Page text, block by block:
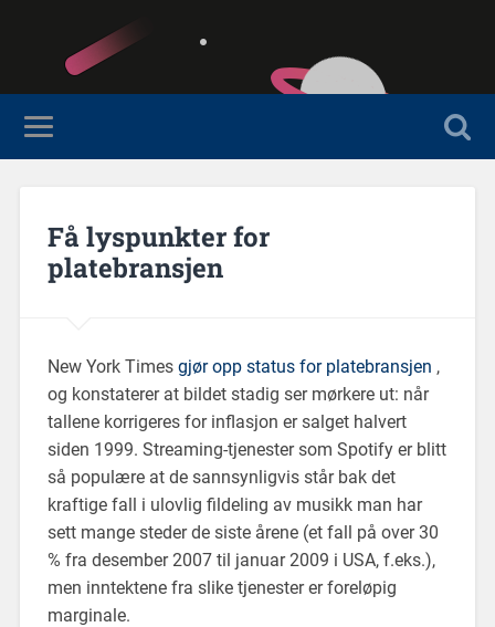
Få lyspunkter for
platebransjen
New York Times gjør opp status for platebransjen ,
og konstaterer at bildet stadig ser mørkere ut: når
tallene korrigeres for inflasjon er salget halvert
siden 1999. Streaming-tjenester som Spotify er blitt
så populære at de sannsynligvis står bak det
kraftige fall i ulovlig fildeling av musikk man har
sett mange steder de siste årene (et fall på over 30
% fra desember 2007 til januar 2009 i USA, f.eks.),
men inntektene fra slike tjenester er foreløpig
marginale.